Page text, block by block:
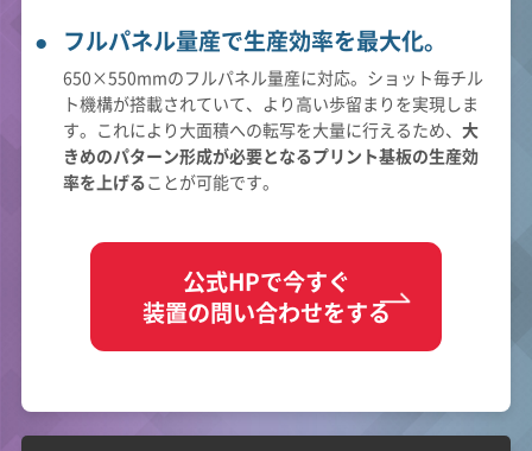
フルパネル量産で生産効率を最大化。
650×550mmのフルパネル量産に対応。ショット毎チル
ト機構が搭載されていて、より高い歩留まりを実現しま
す。これにより大面積への転写を大量に行えるため、 大
きめのパターン形成が必要となるプリント基板の生産効
率を上げることが可能です。
公式HPで今すぐ
装置の問い合わせをする